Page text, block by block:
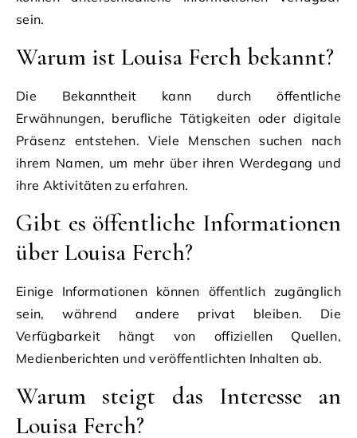
sein.
Warum ist Louisa Ferch bekannt?
Die Bekanntheit kann durch öffentliche
Erwähnungen, berufliche Tätigkeiten oder digitale
Präsenz entstehen. Viele Menschen suchen nach
ihrem Namen, um mehr über ihren Werdegang und
ihre Aktivitäten zu erfahren.
Gibt es öffentliche Informationen
über Louisa Ferch?
Einige Informationen können öffentlich zugänglich
sein, während andere privat bleiben. Die
Verfügbarkeit hängt von offiziellen Quellen,
Medienberichten und veröffentlichten Inhalten ab.
Warum steigt das Interesse an
Louisa Ferch?